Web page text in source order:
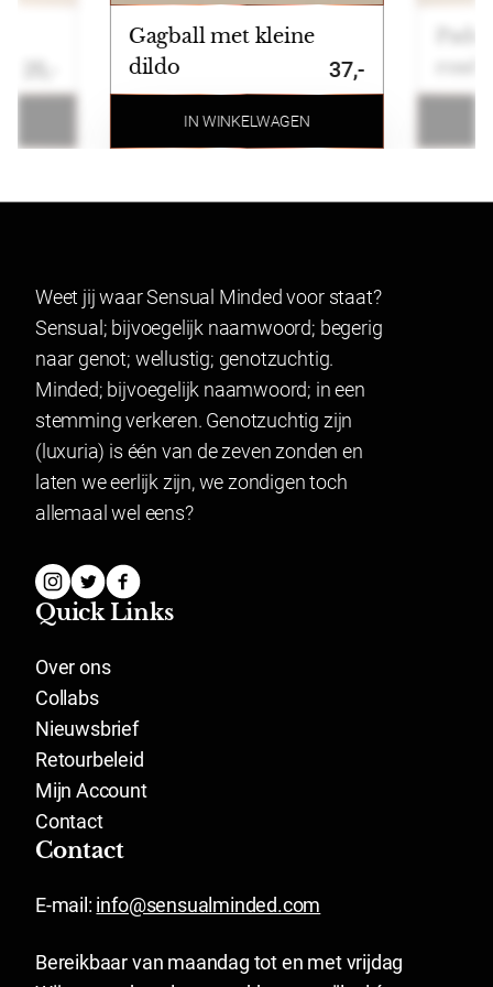
Wij ondersteunen de volgende betaalmogelijkheden:
Ideal, Bancontact, Klarna, Credit card, Paypal en
gebruik van onze retourformulier. In verband met
hygiëne kunnen producten waarvan het zegel
verbroken is niet geretourneerd worden. Dit geldt ook
voor gesealde artikelen.
Lingerie mag gepast worden en indien het niet past
geretourneerd worden.
Gagball met kleine
dildo
37,-
IN WINKELWAGEN
Weet jij waar Sensual Minded voor staat?
Sensual; bijvoegelijk naamwoord; begerig
naar genot; wellustig; genotzuchtig.
Minded; bijvoegelijk naamwoord; in een
stemming verkeren. Genotzuchtig zijn
(luxuria) is één van de zeven zonden en
laten we eerlijk zijn, we zondigen toch
allemaal wel eens?
Quick Links
Over ons
Collabs
Nieuwsbrief
Retourbeleid
Mijn Account
Contact
Contact
E-mail: info@sensualminded.com
Bereikbaar van maandag tot en met vrijdag